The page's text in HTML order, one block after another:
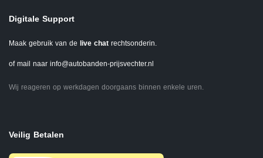
Digitale Support
Maak gebruik van de live chat rechtsonderin.
of mail naar info@autobanden-prijsvechter.nl
Wij reageren op werkdagen doorgaans binnen enkele uren.
Veilig Betalen